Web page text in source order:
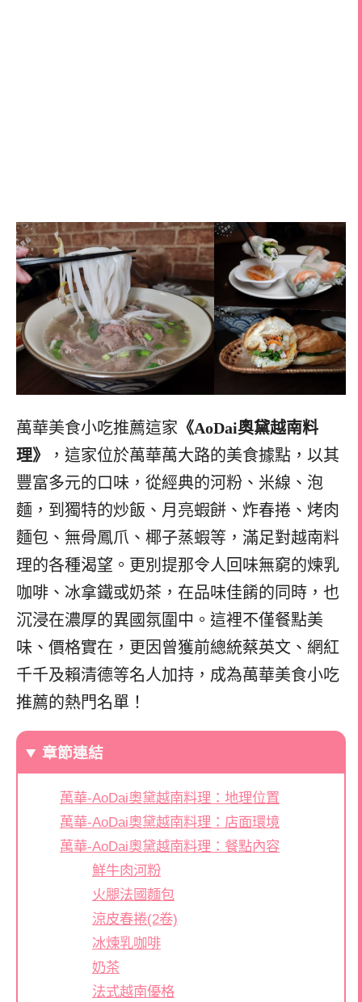
萬華美食小吃推薦這家 《AoDai奧黛越南料
理》
，這家位於萬華萬大路的美食據點，以其
豐富多元的口味，從經典的河粉、米線、泡
麵，到獨特的炒飯、月亮蝦餅、炸春捲、烤肉
麵包、無骨鳳爪、椰子蒸蝦等，滿足對越南料
理的各種渴望。更別提那令人回味無窮的煉乳
咖啡、冰拿鐵或奶茶，在品味佳餚的同時，也
沉浸在濃厚的異國氛圍中。這裡不僅餐點美
味、價格實在，更因曾獲前總統蔡英文、網紅
千千及賴清德等名人加持，成為萬華美食小吃
推薦的熱門名單！
章節連結
萬華-AoDai奧黛越南料理：地理位置
萬華-AoDai奧黛越南料理：店面環境
萬華-AoDai奧黛越南料理：餐點內容
鮮牛肉河粉
火腿法國麵包
涼皮春捲(2卷)
冰煉乳咖啡
奶茶
法式越南優格